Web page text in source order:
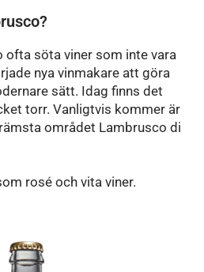
ofta söta viner som inte vara
nya vinmakare att göra
sätt. Idag finns det
torr. Vanligtvis kommer är
området Lambrusco di
rosé och vita viner.